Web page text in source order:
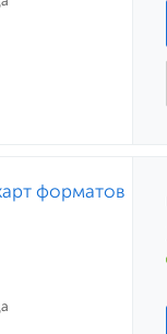
форматов